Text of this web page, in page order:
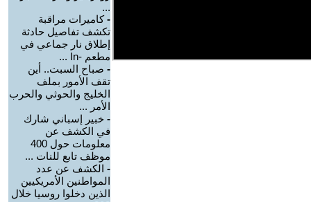
...
-كاميرات مراقبة
تكشف تفاصيل حادثة
إطلاق نار جماعي في
مطعم -In ...
- صباح السبت.. أين
تقف الأمور بملف
الخليج والحوثي والحرب
الأمر ...
- خبير إسباني شارك
في الكشف عن
معلومات حول 400
موظف تابع للنات ...
- الكشف عن عدد
المواطنين الأمريكيين
الذين دخلوا روسيا خلال